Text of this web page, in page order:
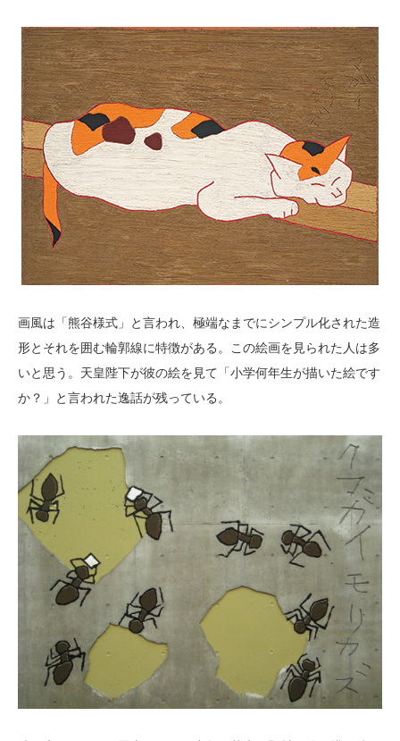
画風は「熊谷様式」と言われ、極端なまでにシンプル化された造
形とそれを囲む輪郭線に特徴がある。この絵画を見られた人は多
いと思う。天皇陛下が彼の絵を見て「小学何年生が描いた絵です
か？」と言われた逸話が残っている。